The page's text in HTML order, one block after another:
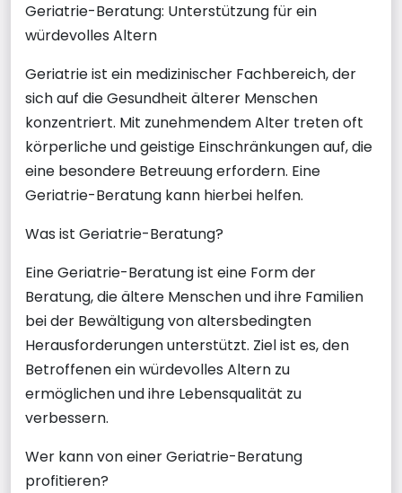
Geriatrie-Beratung: Unterstützung für ein
würdevolles Altern
Geriatrie ist ein medizinischer Fachbereich, der
sich auf die Gesundheit älterer Menschen
konzentriert. Mit zunehmendem Alter treten oft
körperliche und geistige Einschränkungen auf, die
eine besondere Betreuung erfordern. Eine
Geriatrie-Beratung kann hierbei helfen.
Was ist Geriatrie-Beratung?
Eine Geriatrie-Beratung ist eine Form der
Beratung, die ältere Menschen und ihre Familien
bei der Bewältigung von altersbedingten
Herausforderungen unterstützt. Ziel ist es, den
Betroffenen ein würdevolles Altern zu
ermöglichen und ihre Lebensqualität zu
verbessern.
Wer kann von einer Geriatrie-Beratung
profitieren?